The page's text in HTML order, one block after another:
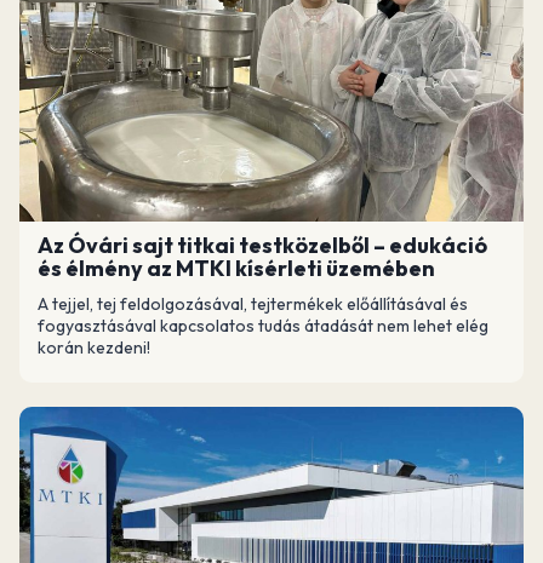
Az Óvári sajt titkai testközelből – edukáció
és élmény az MTKI kísérleti üzemében
A tejjel, tej feldolgozásával, tejtermékek előállításával és
fogyasztásával kapcsolatos tudás átadását nem lehet elég
korán kezdeni!